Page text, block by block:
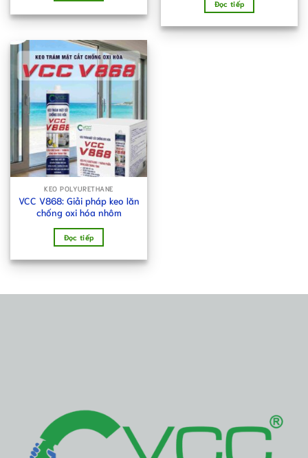
hạng 5.00
5 sao
Đọc tiếp
KEO POLYURETHANE
VCC V868: Giải pháp keo lăn
chống oxi hóa nhôm
Đọc tiếp